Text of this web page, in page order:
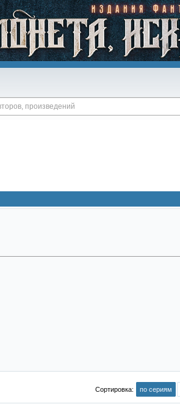
Сортировка: по сериям